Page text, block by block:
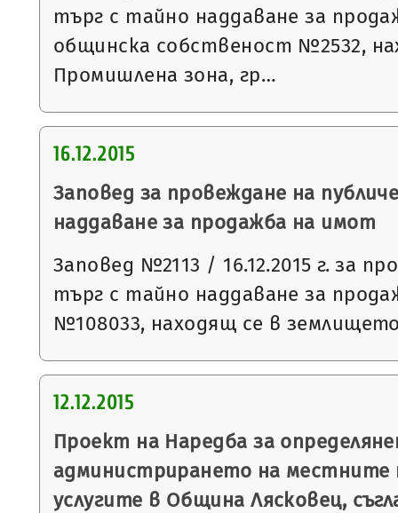
търг с тайно наддаване за
общинска собственост №2532,
Промишлена зона, гр…
16.12.2015
Заповед за провеждане на
наддаване за продажба на имот
Заповед №2113 / 16.12.2015 г. за
търг с тайно наддаване за
№108033, находящ се в
12.12.2015
Проект на Наредба за
администрирането на местните
услугите в Община Лясковец,